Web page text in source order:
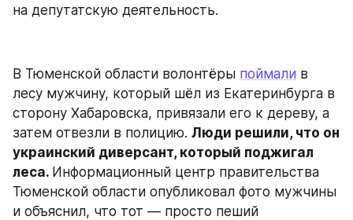
на депутатскую деятельность.
В Тюменской области волонтёры поймали в
лесу мужчину, который шёл из Екатеринбурга в
сторону Хабаровска, привязали его к дереву, а
затем отвезли в полицию. Люди решили, что он
украинский диверсант, который поджигал
леса. Информационный центр правительства
Тюменской области опубликовал фото мужчины
и объяснил, что тот — просто пеший